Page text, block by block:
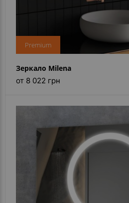
Premium
Зеркало Milena
от 8 022 грн